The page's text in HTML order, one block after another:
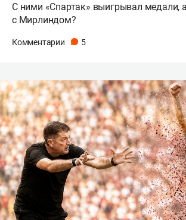
С ними «Спартак» выигрывал медали,
с Мирлиндом?
Комментарии 5